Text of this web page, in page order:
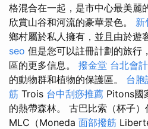
格混合在一起，是市中心最美麗
欣賞山谷和河流的豪華景色。 新
鄉村屬於私人擁有，並且由於遊
seo 但是您可以註冊計劃的旅行
區的更多信息。 撥金堂 台北會
的動物群和植物的保護區。 台胞
筋 Trois 台中刮痧推薦 Pitons國
的熱帶森林。 古巴比索（杯子）
MLC（Moneda 面部撥筋